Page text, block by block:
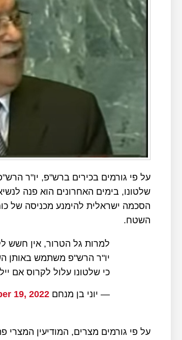
על פי גורמים בכירים ברש"פ, יו"ר
שלטונו, בימים האחרונים הוא פנה
השטח.
למרות גל הטרור, אין חשש
יו"ר הרש"פ משתמש באותן
כי שלטונו עלול לקרוס אם
— יוני בן מנחם yoni ben menachem (@yonibmen) 19, 2022
על פי גורמים מצרים, המודיעין המצרי